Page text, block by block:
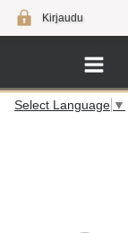
Kirjaudu
Select Language ▼